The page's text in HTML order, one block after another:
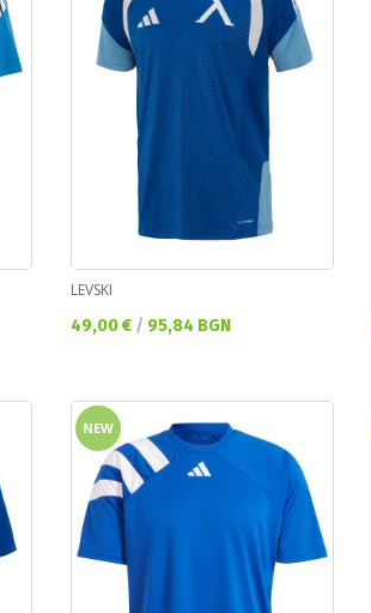
LEVSKI
Текуща цена:
49,00 € / 95,84 BGN
NEW